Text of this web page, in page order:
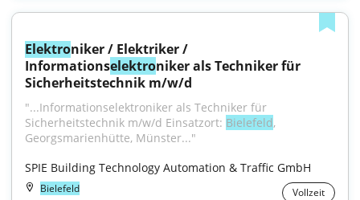
Elektroniker / Elektriker /
Informationselektroniker als Techniker für
Sicherheitstechnik m/w/d
"...Informationselektroniker als Techniker für
Sicherheitstechnik m/w/d Einsatzort: Bielefeld,
Georgsmarienhütte, Münster..."
SPIE Building Technology Automation & Traffic GmbH
Bielefeld Vollzeit